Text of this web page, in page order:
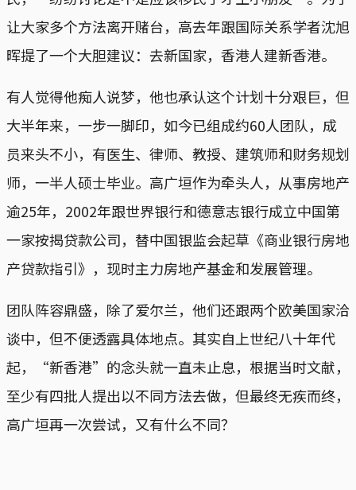
让大家多个方法离开赌台，高去年跟国际关系学者沈旭
晖提了一个大胆建议：去新国家，香港人建新香港。
有人觉得他痴人说梦，他也承认这个计划十分艰巨，但
大半年来，一步一脚印，如今已组成约60人团队，成
员来头不小，有医生、律师、教授、建筑师和财务规划
师，一半人硕士毕业。高广垣作为牵头人，从事房地产
逾25年，2002年跟世界银行和德意志银行成立中国第
一家按揭贷款公司，替中国银监会起草《商业银行房地
产贷款指引》，现时主力房地产基金和发展管理。
团队阵容鼎盛，除了爱尔兰，他们还跟两个欧美国家洽
谈中，但不便透露具体地点。其实自上世纪八十年代
起，“新香港”的念头就一直未止息，根据当时文献，
至少有四批人提出以不同方法去做，但最终无疾而终，
高广垣再一次尝试，又有什么不同？